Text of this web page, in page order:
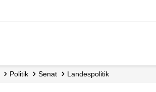
Politik Senat Landespolitik